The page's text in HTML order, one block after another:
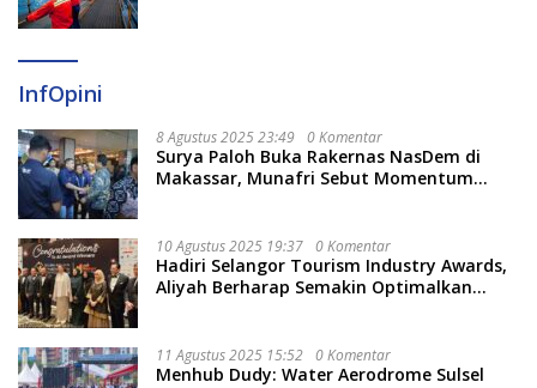
InfOpini
8 Agustus 2025 23:49 0 Komentar
Surya Paloh Buka Rakernas NasDem di
Makassar, Munafri Sebut Momentum
10 Agustus 2025 19:37 0 Komentar
Hadiri Selangor Tourism Industry Awards,
Aliyah Berharap Semakin Optimalkan
11 Agustus 2025 15:52 0 Komentar
Menhub Dudy: Water Aerodrome Sulsel